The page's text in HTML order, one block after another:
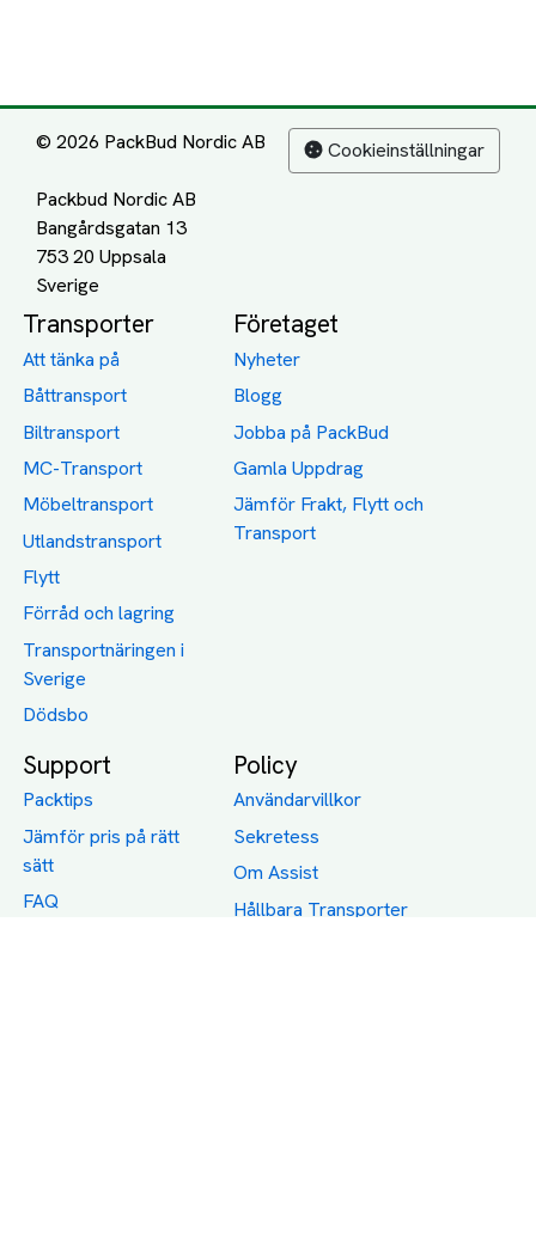
© 2026 PackBud Nordic AB
Packbud Nordic AB
Bangårdsgatan 13
753 20 Uppsala
Cookieinställningar
Transporter
Att tänka på
Båttransport
Biltransport
MC-Transport
Möbeltransport
Utlandstransport
Flytt
Förråd och lagring
Transportnäringen i
Sverige
Dödsbo
Företaget
Nyheter
Blogg
Jobba på PackBud
Gamla Uppdrag
Jämför Frakt, Flytt och
Transport
Support
Packtips
Jämför pris på rätt
sätt
FAQ
Policy
Användarvillkor
Sekretess
Om Assist
Hållbara Transporter